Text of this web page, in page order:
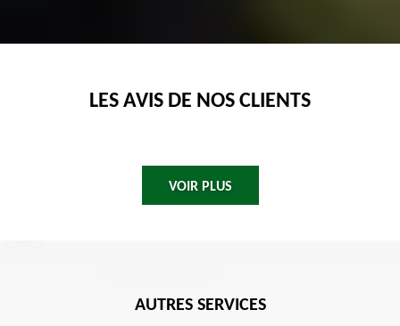
LES AVIS DE NOS CLIENTS
VOIR PLUS
AUTRES SERVICES